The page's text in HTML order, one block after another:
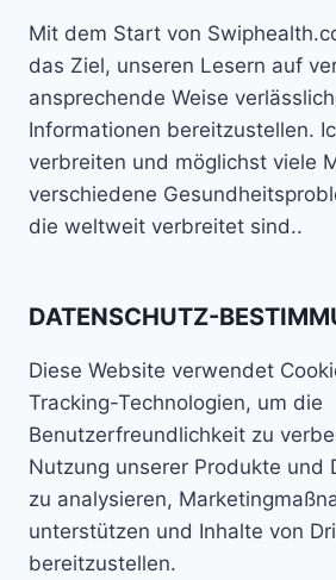
Mit dem Start von
das Ziel, unseren Lesern auf
ansprechende Weise
Informationen bereitzustellen.
verbreiten und möglichst viele
verschiedene
die weltweit verbreitet sind..
DATENSCHUTZ-
Diese Website verwendet
Tracking-Technologien, um die
Benutzerfreundlichkeit zu
Nutzung unserer Produkte und
zu analysieren,
unterstützen und Inhalte von
bereitzustellen.